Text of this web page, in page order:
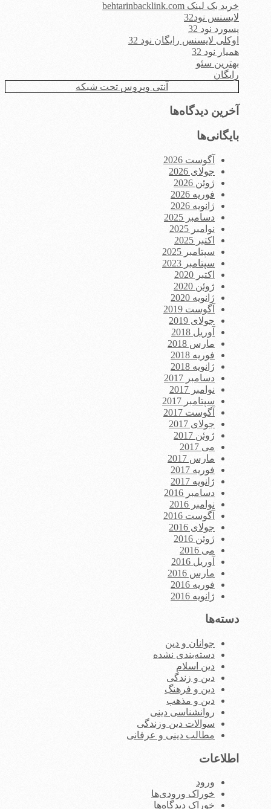
خرید بک لینک behtarinbacklink.com
لایسنس نود32
پسورد نود 32
اوکلی لایسنس رایگان نود 32
همیار نود 32
بهترین سئو
رایگان
آنتی ویروس تحت شبکه
آخرین دیدگاه‌ها
بایگانی‌ها
آگوست 2026
جولای 2026
ژوئن 2026
فوریه 2026
ژانویه 2026
دسامبر 2025
نوامبر 2025
اکتبر 2025
سپتامبر 2025
سپتامبر 2023
اکتبر 2020
ژوئن 2020
ژانویه 2020
آگوست 2019
جولای 2019
آوریل 2018
مارس 2018
فوریه 2018
ژانویه 2018
دسامبر 2017
نوامبر 2017
سپتامبر 2017
آگوست 2017
جولای 2017
ژوئن 2017
می 2017
مارس 2017
فوریه 2017
ژانویه 2017
دسامبر 2016
نوامبر 2016
آگوست 2016
جولای 2016
ژوئن 2016
می 2016
آوریل 2016
مارس 2016
فوریه 2016
ژانویه 2016
دسته‌ها
جوانان و دین
دسته‌بندی نشده
دین اسلام
دین و زندگی
دین و فرهنگ
دین و مذهب
روانشناسی دینی
سوالات دین وزندگی
مطالب دینی و عرفانی
اطلاعات
ورود
خوراک ورودی‌ها
خوراک دیدگاه‌ها